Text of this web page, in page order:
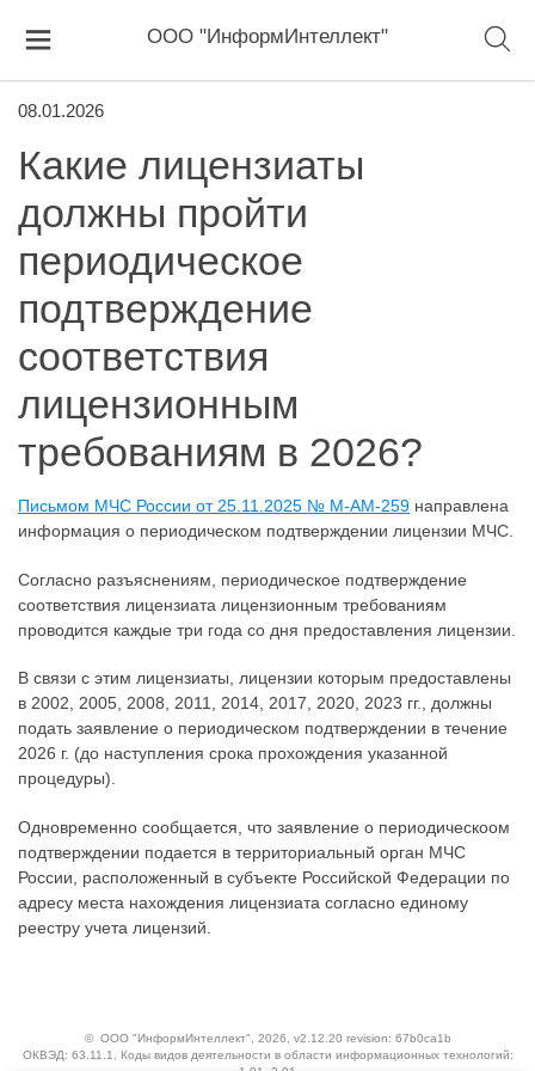
ООО "ИнформИнтеллект"
08.01.2026
Какие лицензиаты
должны пройти
периодическое
подтверждение
соответствия
лицензионным
требованиям в 2026?
Письмом МЧС России от 25.11.2025 № М-АМ-259 направлена
информация о периодическом подтверждении лицензии МЧС.
Согласно разъяснениям, периодическое подтверждение
соответствия лицензиата лицензионным требованиям
проводится каждые три года со дня предоставления лицензии.
В связи с этим лицензиаты, лицензии которым предоставлены
в 2002, 2005, 2008, 2011, 2014, 2017, 2020, 2023 гг., должны
подать заявление о периодическом подтверждении в течение
2026 г. (до наступления срока прохождения указанной
процедуры).
Одновременно сообщается, что заявление о периодическоом
подтверждении подается в территориальный орган МЧС
России, расположенный в субъекте Российской Федерации по
адресу места нахождения лицензиата согласно единому
реестру учета лицензий.
© ООО "ИнформИнтеллект" , 2026, v2.12.20 revision: 67b0ca1b
ОКВЭД: 63.11.1, Коды видов деятельности в области информационных технологий: